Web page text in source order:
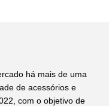
há mais de uma
de acessórios e
com o objetivo de